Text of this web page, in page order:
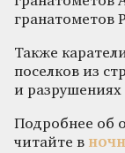
гранатометов
Также
поселков из
и разрушениях
Подробнее об
читайте в